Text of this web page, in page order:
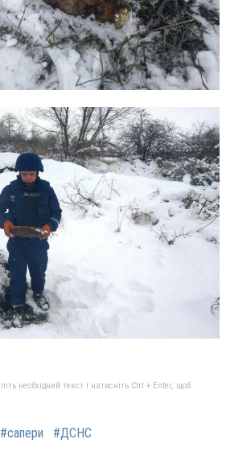
необхідний текст і натисніть Ctrl + Enter, щоб
#сапери #ДСНС